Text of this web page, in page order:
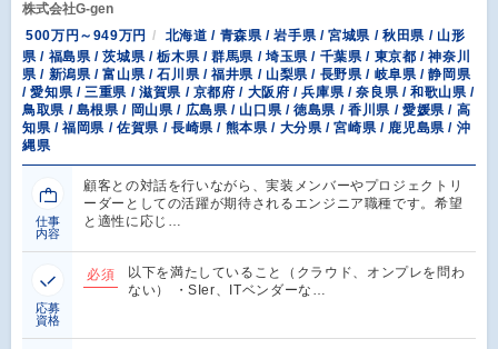
株式会社G-gen
500万円～949万円
北海道 / 青森県 / 岩手県 / 宮城県 / 秋田県 / 山形
県 / 福島県 / 茨城県 / 栃木県 / 群馬県 / 埼玉県 / 千葉県 / 東京都 / 神奈川
県 / 新潟県 / 富山県 / 石川県 / 福井県 / 山梨県 / 長野県 / 岐阜県 / 静岡県
/ 愛知県 / 三重県 / 滋賀県 / 京都府 / 大阪府 / 兵庫県 / 奈良県 / 和歌山県 /
鳥取県 / 島根県 / 岡山県 / 広島県 / 山口県 / 徳島県 / 香川県 / 愛媛県 / 高
知県 / 福岡県 / 佐賀県 / 長崎県 / 熊本県 / 大分県 / 宮崎県 / 鹿児島県 / 沖
縄県
仕事
内容
顧客との対話を行いながら、実装メンバーやプロジェクトリ
ーダーとしての活躍が期待されるエンジニア職種です。希望
と適性に応じ…
応募
資格
必須
以下を満たしていること（クラウド、オンプレを問わ
ない） ・SIer、ITベンダーな…